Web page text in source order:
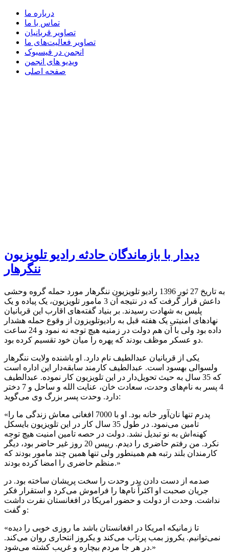
درباره ما
تماس با ما
تصاویر قربانیان
تصاویر فعالیت‌های ما
انجمن در فیسبوک
ویدیو های انجمن
صفحه اصلی
دیدار با بازماندگان حادثه رادیو تلویزیون
ننگرهار
به تاریخ 27 ثور 1396 رادیو تلویزیون ننگرهار مورد حمله گروه وحشی
داعش قرار گرفت که در نتیجه آن 3 مامور تلویزیون، یک پیاده و یک
پلیس به شهادت رسیدند. بر بنیاد گفته‌های اقارب این قربانیان
نهادهای امنیتی یک هفته قبل به رادیوتلویزون از وقوع حمله هشدار
داده بود ولی با آن هم دولت در زمنیه هیچ توجه نه نمود و 24 ساعت
دو عسکر موظف بودند که پهره را میان خود تقسیم کرده بود.
یکی از قربانیان عبدالطیف نام دارد. او باشنده ولایت ننگرهار
ولسوالی بهسود است. عبدالطیف کارمند سابقه‌دار این اداره است
که 35 سال به حیث تحویل‌دار در این تلویزیون کار نموده. عبدالطیف
4 پسر به نام‌های وحدت، سعادت خان، عنایت الله و ساحل و 7 دختر
دارد. وحدت پسر بزرگ وی می‌گوید:
«پدرم تنها نان‌آور خانه بود. او با 7000 افغانی معاش زندگی ما را
تامین می‌نمود. در طول 35 سال کار در این تلویزیون بایسکل
کهنه‌اش به نو تبدیل نشد. دولت در حصه تامین امنیت هیچ توجه
نکرد. من رفتم حاضری را دیدم. رییس 20 روز غیر حاضر بود، دیگر
کارمندان بلند رتبه هم همینطور ولی تنها همین چند مامور بودند که
منظم حاضری را امضا کرده بودند.»
صدمه از دست دادن پدر وحدت را سخت پریشان ساخته بود. در
جریان صحبت او اکثراً نام‌ها را فراموش می‌کرد و استقرار فکر
نداشت. وحدت از دولت و حضور امریکا در افغانستان نفرت داشت
و گفت:
«تا زمانیکه امریکا در افغانستان باشد ما روزی خوبی را دیده
نمی‌توانیم. یکروز بمب پرتاب می‌کند و یکروز انتحاری روان می‌کند.
در هر جا مردم بیچاره و غریب کشته می‌شود.»